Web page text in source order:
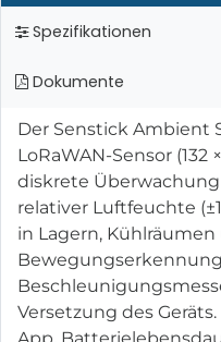
Spezifikationen
Dokumente
Der Senstick Ambient
LoRaWAN-Sensor (132
diskrete Überwachung
relativer Luftfeuchte
in Lagern,
Versetzung des